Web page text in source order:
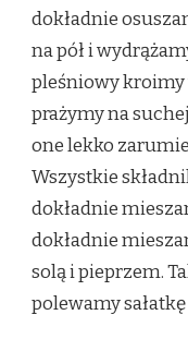
dokładnie
na pół i
pleśniowy kroimy
prażymy na
one lekko
Wszystkie
dokładnie
dokładnie
solą i pieprzem.
polewamy